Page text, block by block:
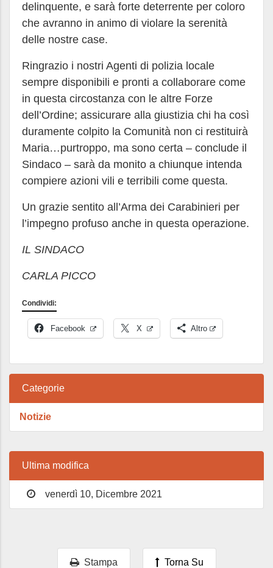
delinquente, e sarà forte deterrente per coloro
che avranno in animo di violare la serenità
delle nostre case.
Ringrazio i nostri Agenti di polizia locale
sempre disponibili e pronti a collaborare come
in questa circostanza con le altre Forze
dell’Ordine; assicurare alla giustizia chi ha così
duramente colpito la Comunità non ci restituirà
Maria…purtroppo, ma sono certa – conclude il
Sindaco – sarà da monito a chiunque intenda
compiere azioni vili e terribili come questa.
Un grazie sentito all’Arma dei Carabinieri per
l’impegno profuso anche in questa operazione.
IL SINDACO
CARLA PICCO
Condividi:
Facebook X Altro
Categorie
Notizie
Ultima modifica
venerdì 10, Dicembre 2021
Stampa Torna Su